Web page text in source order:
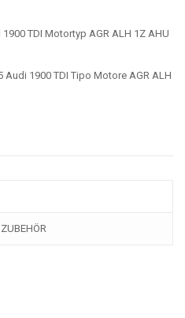
TDI Motortyp AGR ALH 1Z AHU
1900 TDI Tipo Motore AGR ALH